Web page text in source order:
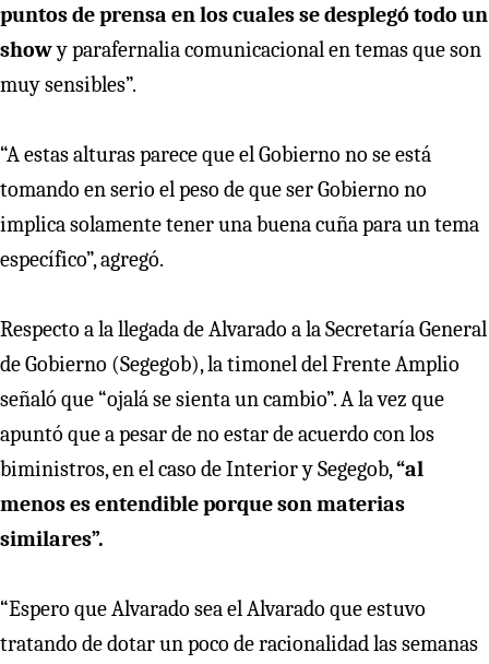
puntos de prensa en los cuales se desplegó todo un
showy parafernalia comunicacional en temas que son
muy sensibles”.
“A estas alturas parece que el Gobierno no se está
tomando en serio el peso de que ser Gobierno no
implica solamente tener una buena cuña para un tema
específico”, agregó.
Respecto a la llegada de Alvarado a la Secretaría General
de Gobierno (Segegob), la timonel del Frente Amplio
señaló que “ojalá se sienta un cambio”. A la vez que
apuntó que a pesar de no estar de acuerdo con los
biministros, en el caso de Interior y Segegob,“al
menos es entendible porque son materias
similares”.
“Espero que Alvarado sea el Alvarado que estuvo
tratando de dotar un poco de racionalidad las semanas